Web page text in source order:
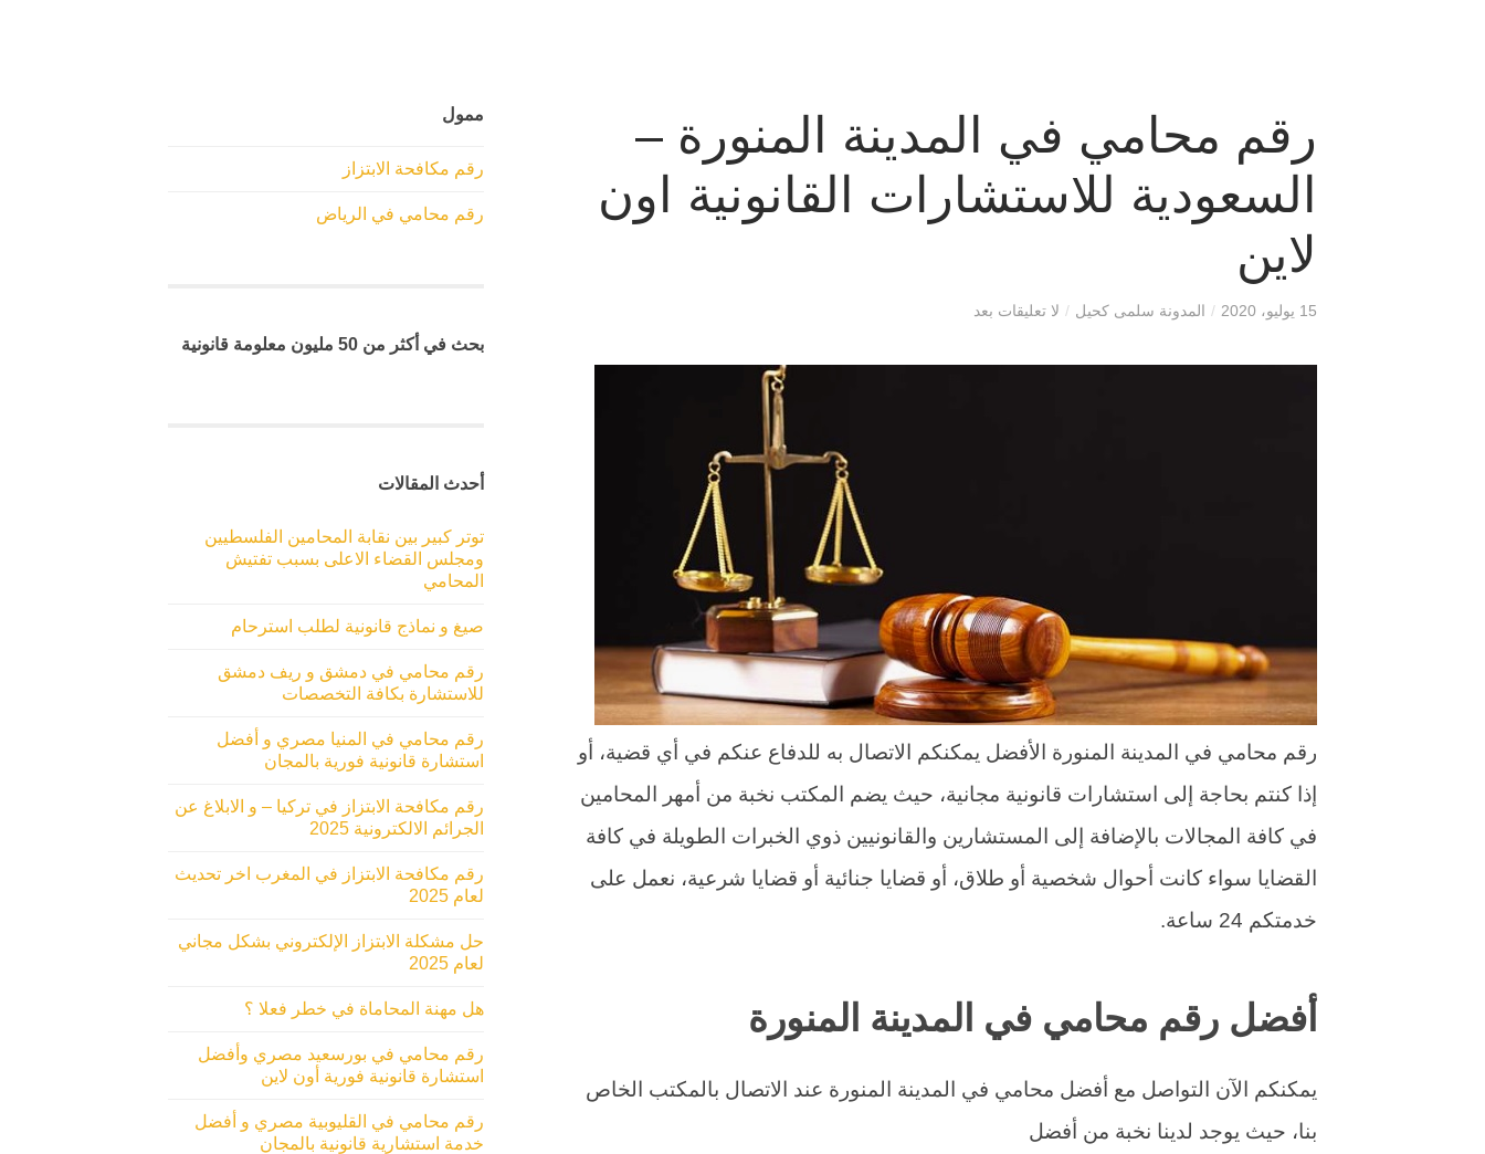
رقم محامي في المدينة المنورة –
السعودية للاستشارات القانونية اون
لاين
15 يوليو، 2020 / المدونة سلمى كحيل / لا تعليقات بعد
رقم محامي في المدينة المنورة الأفضل يمكنكم الاتصال به للدفاع عنكم في أي قضية، أو
إذا كنتم بحاجة إلى استشارات قانونية مجانية، حيث يضم المكتب نخبة من أمهر المحامين
في كافة المجالات بالإضافة إلى المستشارين والقانونيين ذوي الخبرات الطويلة في كافة
القضايا سواء كانت أحوال شخصية أو طلاق، أو قضايا جنائية أو قضايا شرعية، نعمل على
خدمتكم 24 ساعة.
أفضل رقم محامي في المدينة المنورة
يمكنكم الآن التواصل مع أفضل محامي في المدينة المنورة عند الاتصال بالمكتب الخاص
بنا، حيث يوجد لدينا نخبة من أفضل
ممول
رقم مكافحة الابتزاز
رقم محامي في الرياض
بحث في أكثر من 50 مليون معلومة قانونية
أحدث المقالات
توتر كبير بين نقابة المحامين الفلسطيين
ومجلس القضاء الاعلى بسبب تفتيش
المحامي
صيغ و نماذج قانونية لطلب استرحام
رقم محامي في دمشق و ريف دمشق
للاستشارة بكافة التخصصات
رقم محامي في المنيا مصري و أفضل
استشارة قانونية فورية بالمجان
رقم مكافحة الابتزاز في تركيا – و الابلاغ عن
الجرائم الالكترونية 2025
رقم مكافحة الابتزاز في المغرب اخر تحديث
لعام 2025
حل مشكلة الابتزاز الإلكتروني بشكل مجاني
لعام 2025
هل مهنة المحاماة في خطر فعلا ؟
رقم محامي في بورسعيد مصري وأفضل
استشارة قانونية فورية أون لاين
رقم محامي في القليوبية مصري و أفضل
خدمة استشارية قانونية بالمجان